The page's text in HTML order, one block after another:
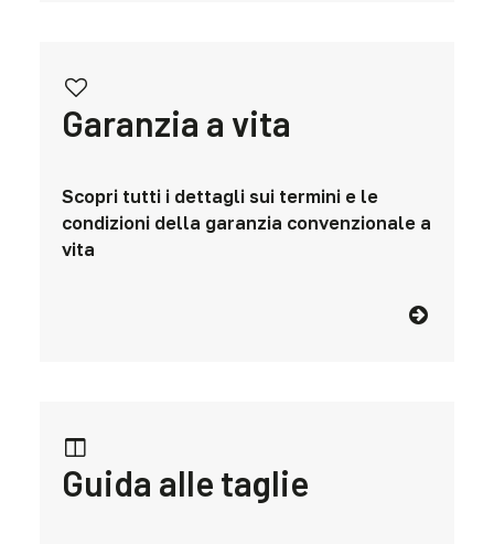
Garanzia a vita
Scopri tutti i dettagli sui termini e le
condizioni della garanzia convenzionale a
vita
Guida alle taglie